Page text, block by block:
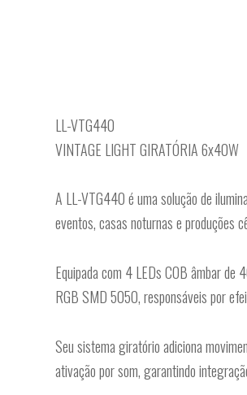
LL-VTG440
VINTAGE LIGHT GIRATÓRIA 6x40W
A LL-VTG440 é uma solução de
eventos, casas noturnas e produções
Equipada com 4 LEDs COB âmbar de
RGB SMD 5050, responsáveis por
Seu sistema giratório adiciona
ativação por som, garantindo